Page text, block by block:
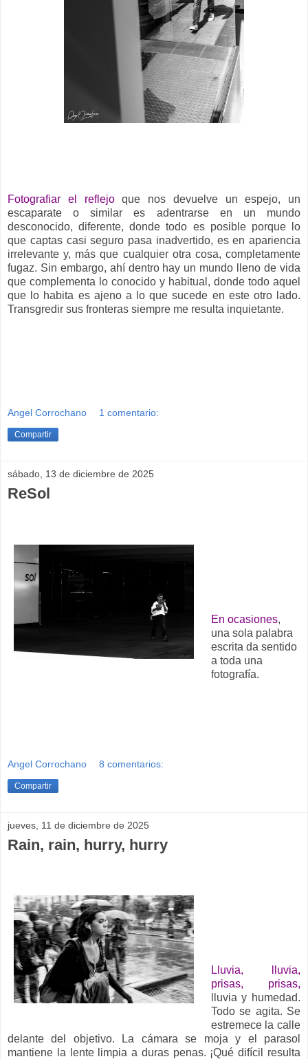
Fotografiar el reflejoque nos devuelve un espejo, un
escaparate o similar es adentrarse en un mundo
desconocido, diferente, donde todo es posible porque lo
que captas casi seguro pasa inadvertido, es en apariencia
irrelevante y, más que cualquier otra cosa, completamente
fugaz. Sin embargo, ahí dentro hay un mundo lleno de vida
que complementa lo conocido y habitual, donde todo aquel
que lo habita es ajeno a lo que sucede en este otro lado.
Transgredir sus fronteras siempre me resulta inquietante.
Angel Corrochano 1 comentario:
Compartir
sábado, 13 de diciembre de 2025
ReSol
En ocasiones,
una sola palabra
escrita da sentido
a toda una
fotografía.
Angel Corrochano 8 comentarios:
Compartir
jueves, 11 de diciembre de 2025
Rain, rain, hurry, hurry
Lluvia, lluvia,
prisas, prisas,
lluvia y humedad.
Todo se agita. Se
estremece la calle
delante del objetivo. La cámara se moja y el parasol
mantiene la lente limpia a duras penas. ¡Qué difícil resulta